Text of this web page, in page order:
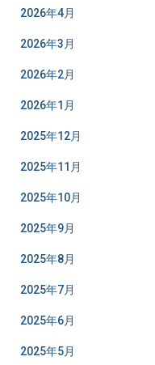
2026年4月
2026年3月
2026年2月
2026年1月
2025年12月
2025年11月
2025年10月
2025年9月
2025年8月
2025年7月
2025年6月
2025年5月